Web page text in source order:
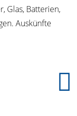
Glas, Batterien,
Auskünfte